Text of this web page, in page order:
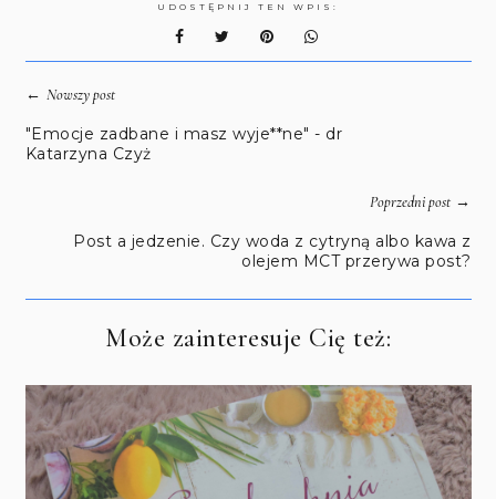
UDOSTĘPNIJ TEN WPIS:
← Nowszy post
"Emocje zadbane i masz wyje**ne" - dr
Katarzyna Czyż
Poprzedni post→
Post a jedzenie. Czy woda z cytryną albo kawa z
olejem MCT przerywa post?
Może zainteresuje Cię też: